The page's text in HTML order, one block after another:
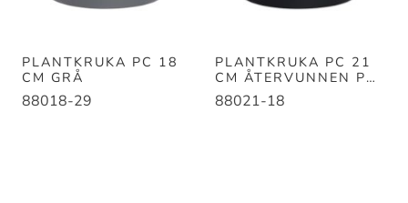
PLANTKRUKA PC 18
CM GRÅ
88018-29
PLANTKRUKA PC 21
CM ÅTERVUNNEN PC
SVART
88021-18